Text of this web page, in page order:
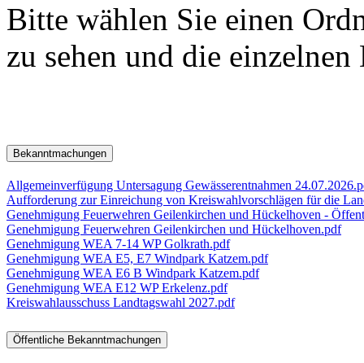
Bitte wählen Sie einen
zu sehen und die
Bekanntmachungen
Allgemeinverfügung Untersagung Gewässerentnahmen
Aufforderung zur Einreichung von Kreiswahlvorschlägen für die
Genehmigung Feuerwehren Geilenkirchen und Hückelhoven -
Genehmigung Feuerwehren Geilenkirchen und Hückelhoven.pdf
Genehmigung WEA 7-14 WP Golkrath.pdf
Genehmigung WEA E5, E7 Windpark Katzem.pdf
Genehmigung WEA E6 B Windpark Katzem.pdf
Genehmigung WEA E12 WP Erkelenz.pdf
Kreiswahlausschuss Landtagswahl 2027.pdf
Öffentliche Bekanntmachungen